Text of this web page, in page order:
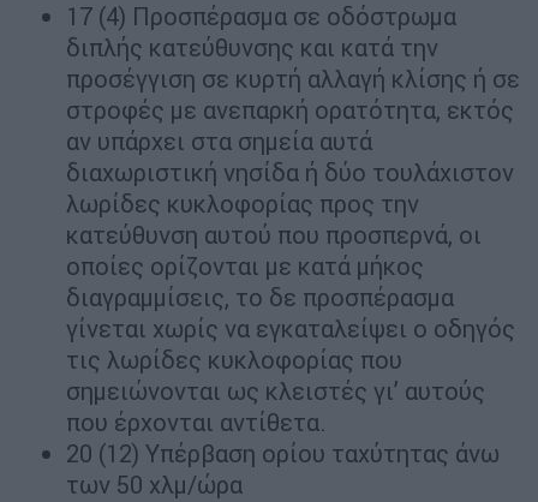
17 (4) Προσπέρασμα σε οδόστρωμα
διπλής κατεύθυνσης και κατά την
προσέγγιση σε κυρτή αλλαγή κλίσης ή σε
στροφές με ανεπαρκή ορατότητα, εκτός
αν υπάρχει στα σημεία αυτά
διαχωριστική νησίδα ή δύο τουλάχιστον
λωρίδες κυκλοφορίας προς την
κατεύθυνση αυτού που προσπερνά, οι
οποίες ορίζονται με κατά μήκος
διαγραμμίσεις, το δε προσπέρασμα
γίνεται χωρίς να εγκαταλείψει ο οδηγός
τις λωρίδες κυκλοφορίας που
σημειώνονται ως κλειστές γι’ αυτούς
που έρχονται αντίθετα.
20 (12) Υπέρβαση ορίου ταχύτητας άνω
των 50 χλμ/ώρα